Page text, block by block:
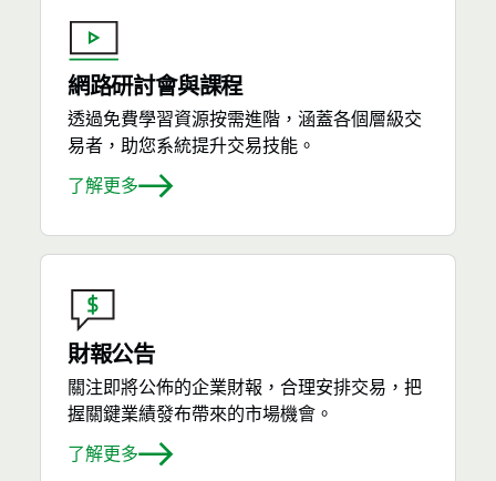
網路研討會與課程
透過免費學習資源按需進階，涵蓋各個層級交
易者，助您系統提升交易技能。
了解更多
財報公告
關注即將公佈的企業財報，合理安排交易，把
握關鍵業績發布帶來的市場機會。
了解更多